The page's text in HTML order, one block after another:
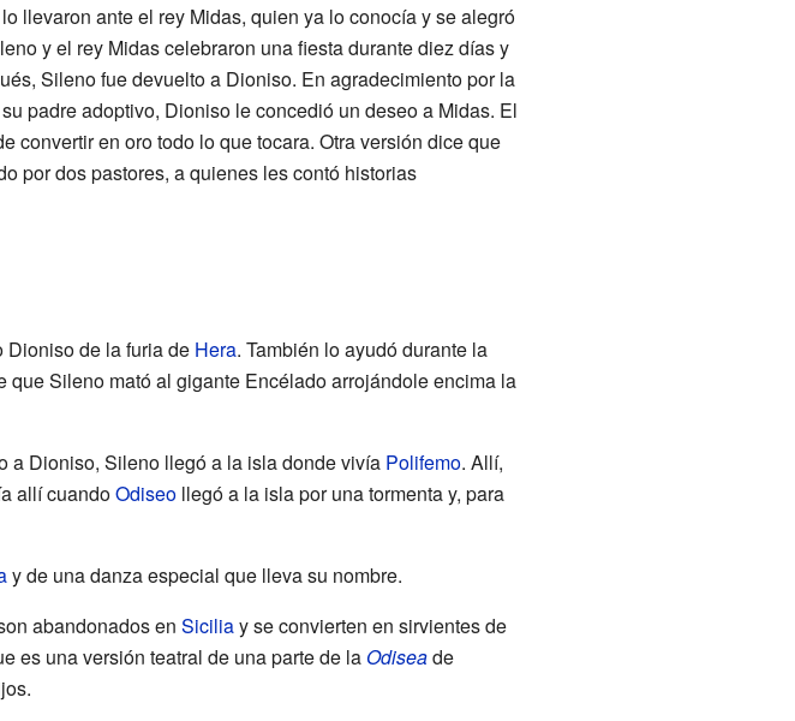
llevaron ante el rey Midas, quien ya lo conocía y se alegró
y el rey Midas celebraron una fiesta durante diez días y
Sileno fue devuelto a Dioniso. En agradecimiento por la
padre adoptivo, Dioniso le concedió un deseo a Midas. El
convertir en oro todo lo que tocara. Otra versión dice que
por dos pastores, a quienes les contó historias
Dioniso de la furia de Hera. También lo ayudó durante la
Sileno mató al gigante Encélado arrojándole encima la
a Dioniso, Sileno llegó a la isla donde vivía Polifemo. Allí,
allí cuandoOdiseollegó a la isla por una tormenta y, para
y de una danza especial que lleva su nombre.
abandonados en Siciliay se convierten en sirvientes de
es una versión teatral de una parte de laOdiseade